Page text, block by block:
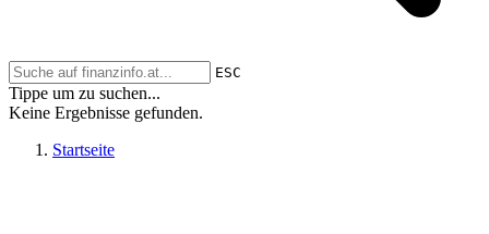
ESC
Tippe um zu suchen...
Keine Ergebnisse gefunden.
Startseite